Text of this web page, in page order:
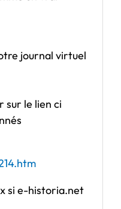
journal virtuel
sur le lien ci
si e-historia.net